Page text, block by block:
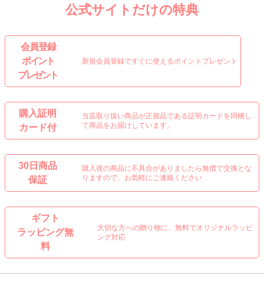
公式サイトだけの特典
会 員 登 録
ポイント
プレゼント
新規会員登録ですぐに使えるポイントプレゼント
購入証明
カード付
当店取り扱い商品が正規品である証明カードを同梱し
て商品をお届けしています。
30日商品
保証
購入後の商品に不具合がありましたら無償で交換とな
りますので、お気軽にご連絡ください
ギフト
ラッピング無
料
大切な方への贈り物に、無料でオリジナルラッピ
ング対応